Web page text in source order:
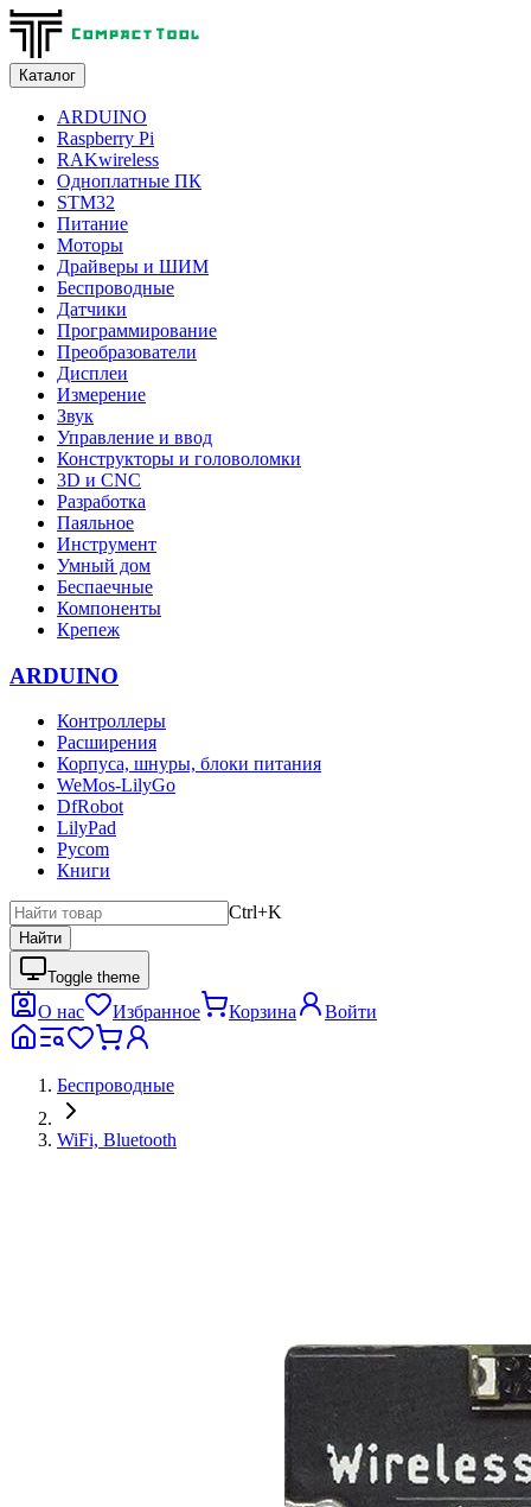
Каталог
ARDUINO
Raspberry Pi
RAKwireless
Одноплатные ПК
STM32
Питание
Моторы
Драйверы и ШИМ
Беспроводные
Датчики
Программирование
Преобразователи
Дисплеи
Измерение
Звук
Управление и ввод
Конструкторы и головоломки
3D и CNC
Разработка
Паяльное
Инструмент
Умный дом
Беспаечные
Компоненты
Крепеж
ARDUINO
Контроллеры
Расширения
Корпуса, шнуры, блоки питания
WeMos-LilyGo
DfRobot
LilyPad
Pycom
Книги
Ctrl+K
Найти
Toggle theme
О нас Избранное Корзина Войти
Беспроводные
WiFi, Bluetooth